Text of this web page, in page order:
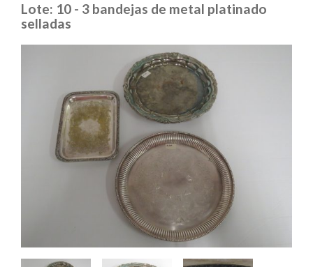
Lote: 10 - 3 bandejas de metal platinado
selladas